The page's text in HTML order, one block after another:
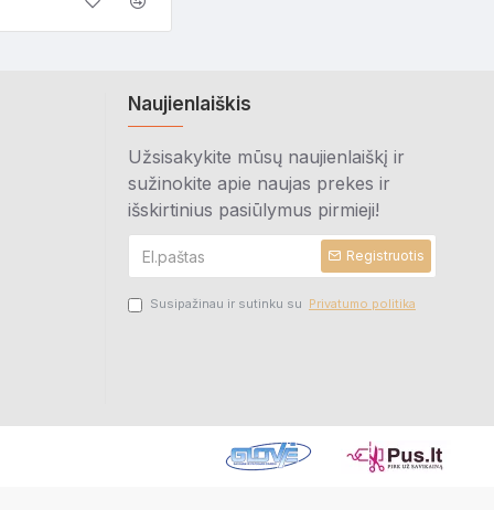
Naujienlaiškis
Užsisakykite mūsų naujienlaiškį ir
sužinokite apie naujas prekes ir
išskirtinius pasiūlymus pirmieji!
Registruotis
Susipažinau ir sutinku su Privatumo politika